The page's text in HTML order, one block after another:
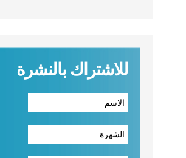
للاشتراك بالنشرة